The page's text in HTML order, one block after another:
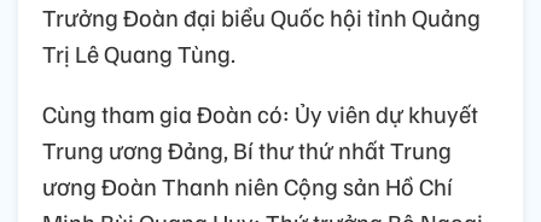
Trưởng Đoàn đại biểu Quốc hội tỉnh Quảng
Trị Lê Quang Tùng.
Cùng tham gia Đoàn có: Ủy viên dự khuyết
Trung ương Đảng, Bí thư thứ nhất Trung
ương Đoàn Thanh niên Cộng sản Hồ Chí